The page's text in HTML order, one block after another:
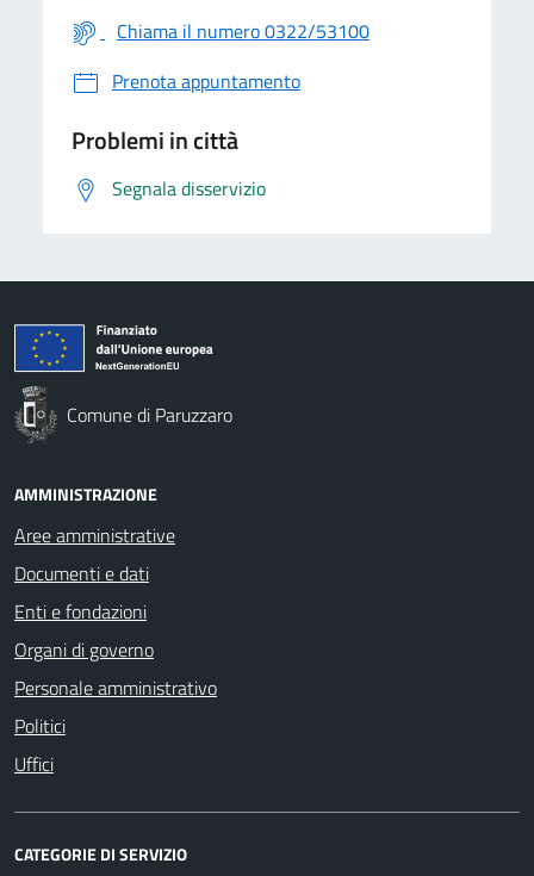
Chiama il numero 0322/53100
Prenota appuntamento
Problemi in città
Segnala disservizio
Comune di Paruzzaro
AMMINISTRAZIONE
Aree amministrative
Documenti e dati
Enti e fondazioni
Organi di governo
Personale amministrativo
Politici
Uffici
CATEGORIE DI SERVIZIO